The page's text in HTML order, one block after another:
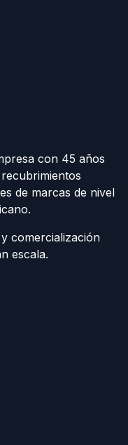
con 45 años
de marcas de nivel
comercialización
escala.